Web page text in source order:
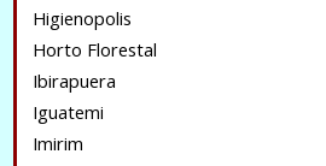
Higienopolis
Horto Florestal
Ibirapuera
Iguatemi
Imirim